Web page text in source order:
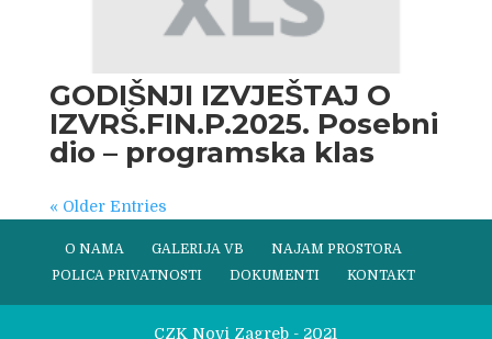
GODIŠNJI IZVJEŠTAJ O
IZVRŠ.FIN.P.2025. Posebni
dio – programska klas
« Older Entries
O NAMA GALERIJA VB
NAJAM PROSTORA
POLICA PRIVATNOSTI
DOKUMENTI KONTAKT
CZK Novi Zagreb - 2021